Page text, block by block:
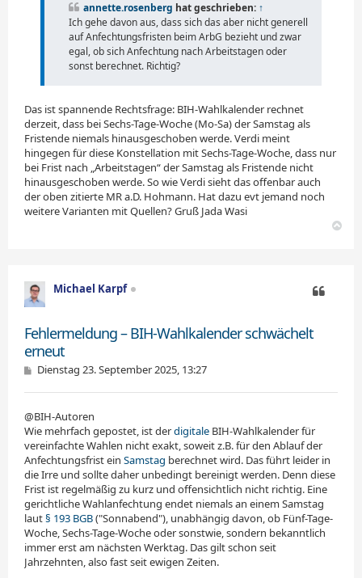
annette.rosenberg hat geschrieben: ↑
Ich gehe davon aus, dass sich das aber nicht generell
auf An­fech­tungsfristen beim ArbG bezieht und zwar
egal, ob sich Anfechtung nach Arbeitstagen oder
sonst berechnet. Richtig?
Das ist spannende Rechtsfrage: BIH-Wahlkalender rechnet
derzeit, dass bei Sechs-Tage-Woche (Mo-Sa) der Samstag als
Fristende niemals hinausgeschoben werde. Verdi meint
hingegen für diese Konstellation mit Sechs-Tage-Woche, dass nur
bei Frist nach „Arbeitstagen“ der Samstag als Fristende nicht
hinausgeschoben werde. So wie Verdi sieht das offenbar auch
der oben zitierte MR a.D. Hohmann. Hat dazu evt jemand noch
weitere Varianten mit Quellen? Gruß Jada Wasi
Michael Karpf
Fehlermeldung – BIH-Wahlkalender schwächelt
erneut
B
i
r
a
g
Dienstag 23. September 2025, 13:27
@BIH-Autoren
Wie mehrfach gepostet, ist derdigitale BIH-Wahlkalender für
vereinfachte Wahlen nicht exakt, soweit z.B. für den Ablauf der
Anfechtungsfrist ein Samstag berechnet wird. Das führt leider in
die Irre und sollte daher unbedingt bereinigt werden. Denn diese
Frist ist regelmäßig zu kurz und offensichtlich nicht richtig. Eine
gerichtliche Wahlanfechtung endet niemals an einem Samstag
laut§ 193 BGB("Sonnabend"), unabhängig davon, ob Fünf-Tage-
Woche, Sechs-Tage-Woche oder sonstwie, sondern bekanntlich
immer erst am nächsten Werktag. Das gilt schon seit
Jahrzehnten, also fast seit ewigen Zeiten.